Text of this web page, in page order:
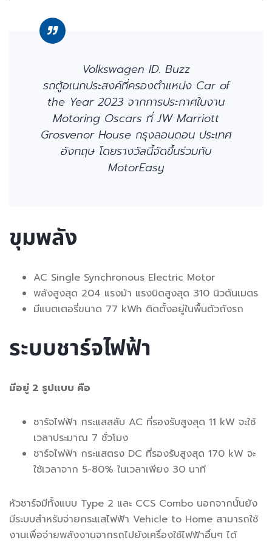
Volkswagen ID. Buzz
รถตู้อเนกประสงค์ที่ครองตำแหน่ง Car of
the Year 2023 จากการประกาศในงาน
Motoring Oscars ที่ JW Marriott
Grosvenor House กรุงลอนดอน ประเทศ
อังกฤษ โดยรางวัลนี้จัดขึ้นร่วมกับ
MotorEasy
ขุมพลัง
AC Single Synchronous Electric Motor
พลังสูงสุด 204 แรงม้า แรงบิดสูงสุด 310 นิวตันเมตร
มีแบตเตอรี่ขนาด 77 kWh ติดตั้งอยู่ในพื้นตัวถังรถ
ระบบชาร์จไฟฟ้า
มีอยู่ 2 รูปแบบ คือ
ชาร์จไฟฟ้า กระแสสลับ AC ที่รองรับสูงสุด 11 kW จะใช้
เวลาประมาณ 7 ชั่วโมง
ชาร์จไฟฟ้า กระแสตรง DC ที่รองรับสูงสุด 170 kW จะ
ใช้เวลาจาก 5-80% ในเวลาเพียง 30 นาที
หัวชาร์จมีทั้งแบบ Type 2 และ CCS Combo นอกจากนั้นยัง
มีระบบสำหรับจ่ายกระแสไฟฟ้า Vehicle to Home สามารถใช้
งานเพื่อจ่ายพลังงานจากรถไปยังเครื่องใช้ไฟฟ้าอื่นๆ ได้